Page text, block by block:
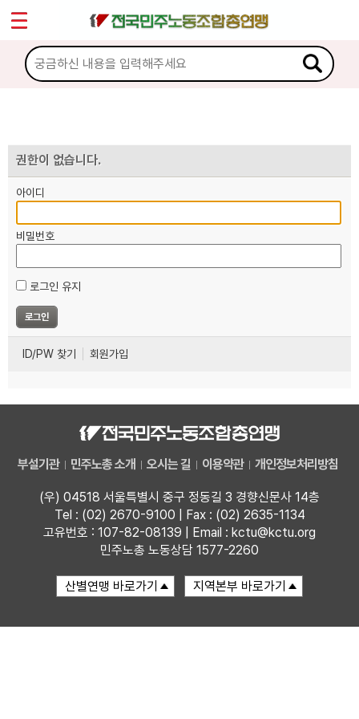
권한이 없습니다.
아이디
비밀번호
로그인 유지
ID/PW 찾기 회원가입
부설기관 민주노총 소개 오시는 길 이용약관 개인정보처리방침
(우) 04518 서울특별시 중구 정동길 3 경향신문사 14층
Tel : (02) 2670-9100 | Fax : (02) 2635-1134
고유번호 : 107-82-08139 | Email : kctu@kctu.org
민주노총 노동상담 1577-2260
마이페이지
소개
노동상담
자료
부설기관
업무